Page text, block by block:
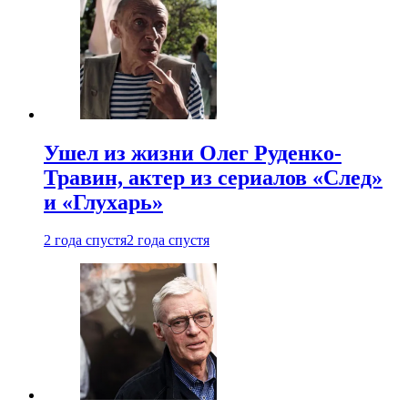
Ушел из жизни Олег Руденко-
Травин, актер из сериалов «След»
и «Глухарь»
2 года спустя2 года спустя